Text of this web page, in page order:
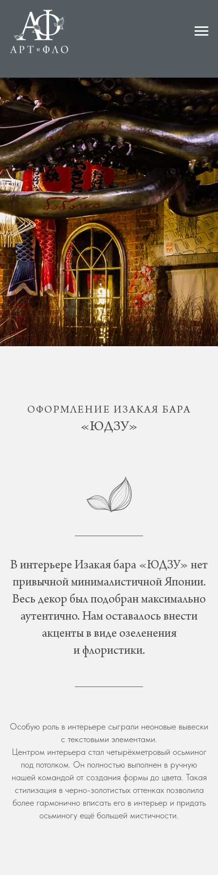
ОФОРМЛЕНИЕ ИЗАКАЯ БАРА
«ЮДЗУ»
В интерьере Изакая бара «ЮДЗУ» нет
привычной минималистичной Японии.
Весь декор был подобран максимально
аутентично. Нам оставалось внести
акценты в виде озеленения
и флористики.
Особую роль в интерьере сыграли неоновые вывески
с текстовыми элементами.
Центром интерьера стал четырёхметровый осьминог
под потолком. Он полностью выполнен в ручную
нашей командой от создания формы до цвета. Такая
стилизация в черно-золотистых оттенках позволила
более гармонично вписать его в интерьер и придать
осьминогу ещё большей мистичности.